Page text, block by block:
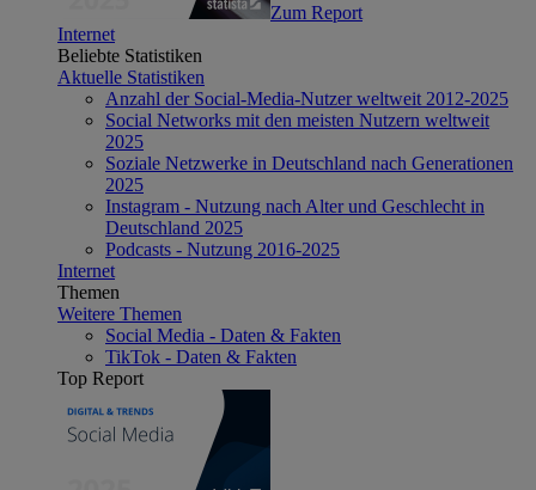
Zum Report
Internet
Beliebte Statistiken
Aktuelle Statistiken
Anzahl der Social-Media-Nutzer weltweit 2012-2025
Social Networks mit den meisten Nutzern weltweit
2025
Soziale Netzwerke in Deutschland nach Generationen
2025
Instagram - Nutzung nach Alter und Geschlecht in
Deutschland 2025
Podcasts - Nutzung 2016-2025
Internet
Themen
Weitere Themen
Social Media - Daten & Fakten
TikTok - Daten & Fakten
Top Report